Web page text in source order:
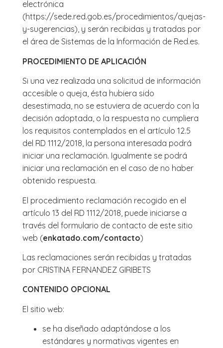
electrónica
(https://sede.red.gob.es/procedimientos/quejas-
y-sugerencias), y serán recibidas y tratadas por
el área de Sistemas de la Información de Red.es.
PROCEDIMIENTO DE APLICACIÓN
Si una vez realizada una solicitud de información
accesible o queja, ésta hubiera sido
desestimada, no se estuviera de acuerdo con la
decisión adoptada, o la respuesta no cumpliera
los requisitos contemplados en el artículo 12.5
del RD 1112/2018, la persona interesada podrá
iniciar una reclamación. Igualmente se podrá
iniciar una reclamación en el caso de no haber
obtenido respuesta.
El procedimiento reclamación recogido en el
artículo 13 del RD 1112/2018, puede iniciarse a
través del formulario de contacto de este sitio
web (enkatado.com/contacto)
Las reclamaciones serán recibidas y tratadas
por CRISTINA FERNANDEZ GIRIBETS
CONTENIDO OPCIONAL
El sitio web:
se ha diseñado adaptándose a los
estándares y normativas vigentes en